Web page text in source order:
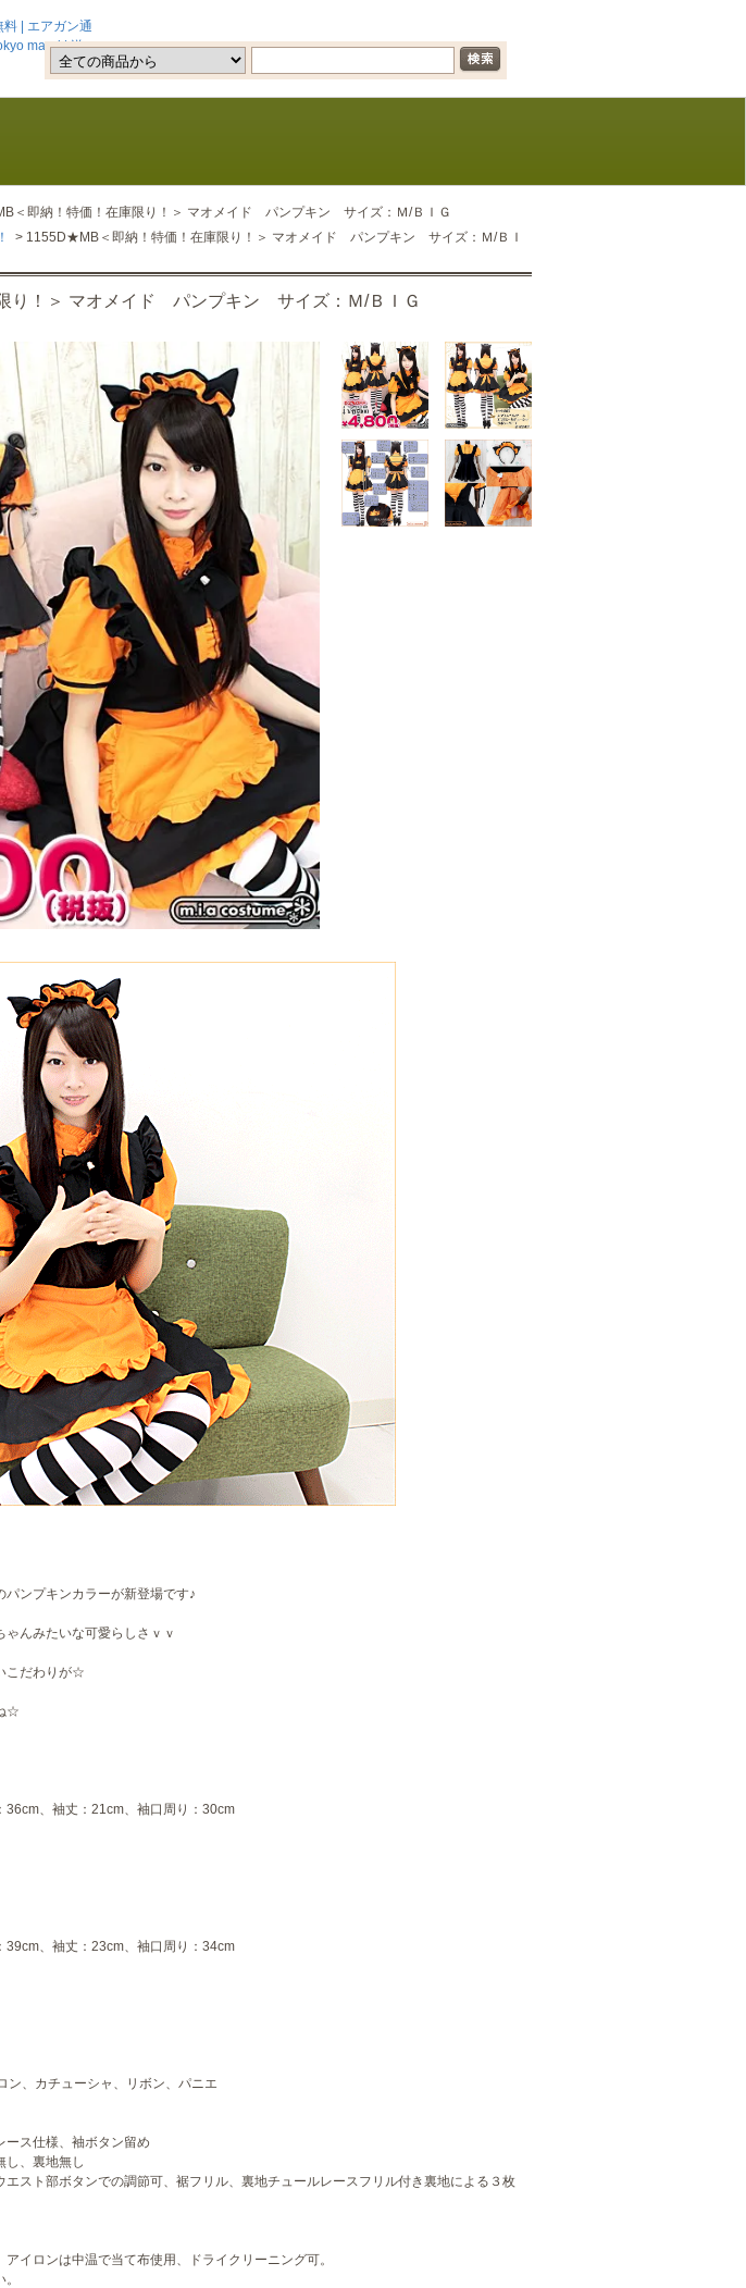
| エアガン通
marui | 送
＜即納！特価！在庫限り！＞ マオメイド パンプキン サイズ：Ｍ/ＢＩＧ
> 1155D★MB＜即納！特価！在庫限り！＞ マオメイド パンプキン サイズ：Ｍ/ＢＩ
り！＞ マオメイド パンプキン サイズ：Ｍ/ＢＩＧ
ンプキンカラーが新登場です♪
んみたいな可愛らしさｖｖ
こだわりが☆
☆
、袖丈：21cm、袖口周り：30cm
、袖丈：23cm、袖口周り：34cm
、カチューシャ、リボン、パニエ
ース仕様、袖ボタン留め
し、裏地無し
スト部ボタンでの調節可、裾フリル、裏地チュールレースフリル付き裏地による３枚
イロンは中温で当て布使用、ドライクリーニング可。